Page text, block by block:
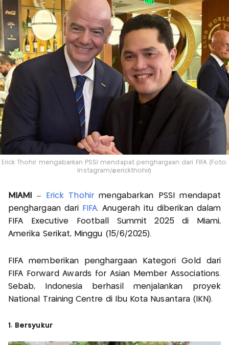
Erick Thohir mengabarkan PSSI mendapat penghargaan dari FIFA (Foto:
Instagram/@erickthohir)
MIAMI– Erick Thohirmengabarkan PSSI mendapat
penghargaan dari
FIFA. Anugerah itu diberikan dalam
FIFA Executive Football Summit 2025 di Miami,
Amerika Serikat, Minggu (15/6/2025).
FIFA memberikan penghargaan Kategori Gold dari
FIFA Forward Awards for Asian Member Associations.
Sebab, Indonesia berhasil menjalankan proyek
National Training Centre di Ibu Kota Nusantara (IKN).
1. Bersyukur